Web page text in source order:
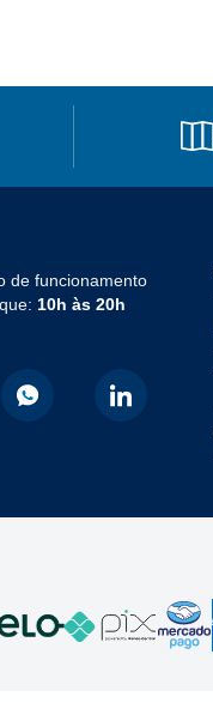
de funcionamento
10h às 20h